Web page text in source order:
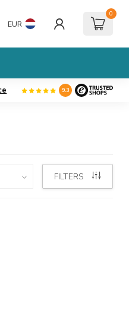
EUR
0
9.3
FILTERS